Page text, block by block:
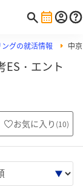
グの就活情報 中
ES・エント
お気に入り (10)